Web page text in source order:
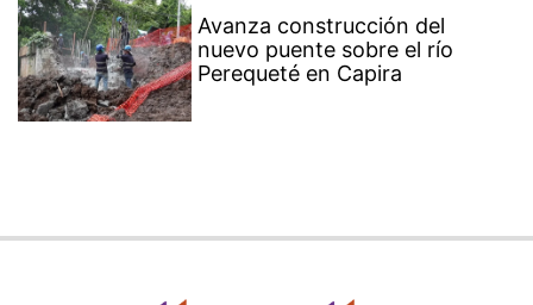
Avanza construcción del
nuevo puente sobre el río
Perequeté en Capira